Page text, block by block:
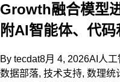
Growth融合模型
附AI智能体、代码
By tecdat8月 4, 2026AI人工
数据部落, 技术支持, 数理统